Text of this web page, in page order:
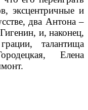
эксцентричные и
два Антона –
и, наконец,
талантища
Елена